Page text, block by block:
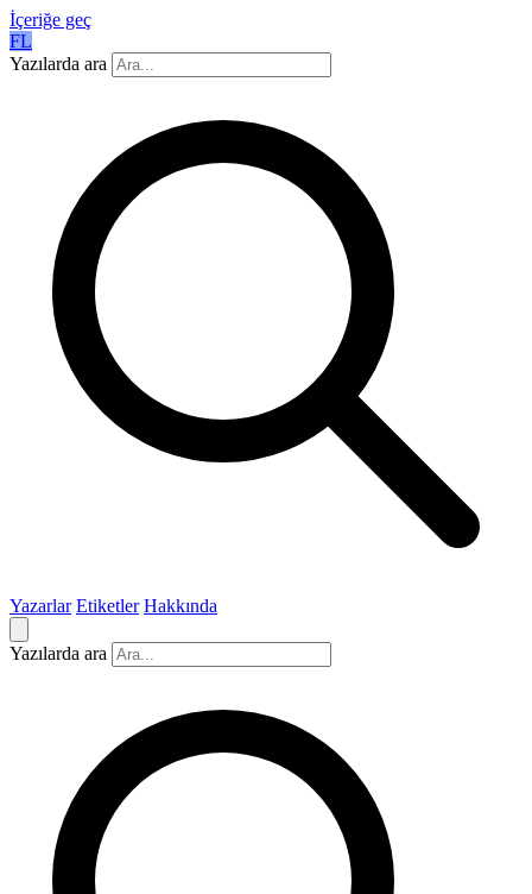
İçeriğe geç
FL
Yazılarda ara
Yazarlar Etiketler Hakkında
Yazılarda ara